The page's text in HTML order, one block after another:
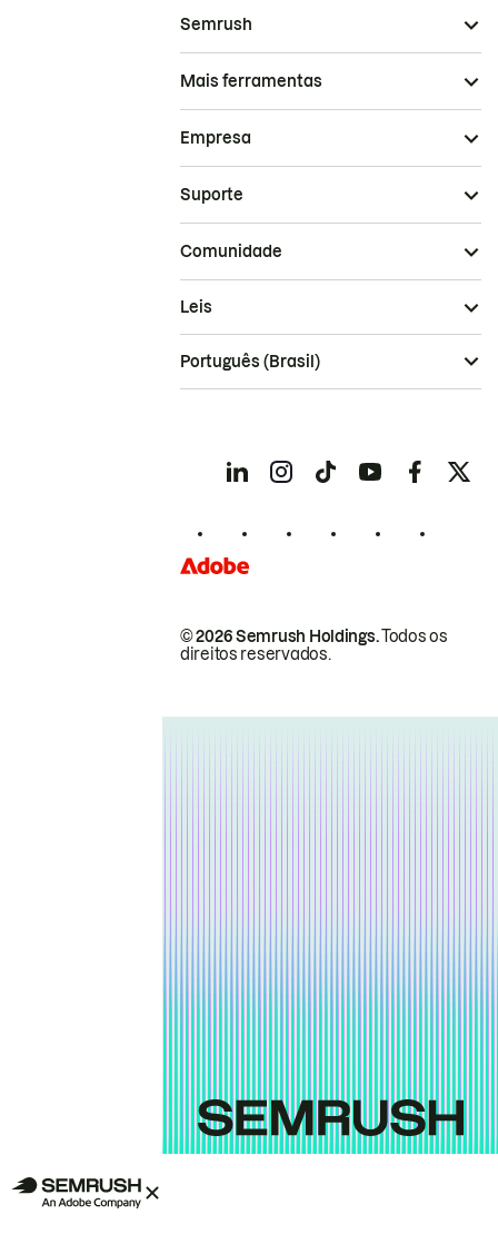
Semrush
Mais ferramentas
Empresa
Suporte
Comunidade
© 2026 Semrush Holdings.Todos os
direitos reservados.
Leis
Português (Brasil)